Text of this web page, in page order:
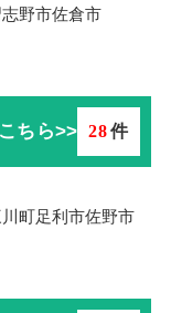
志野市佐倉市
ちら>> 28件
川町足利市佐野市